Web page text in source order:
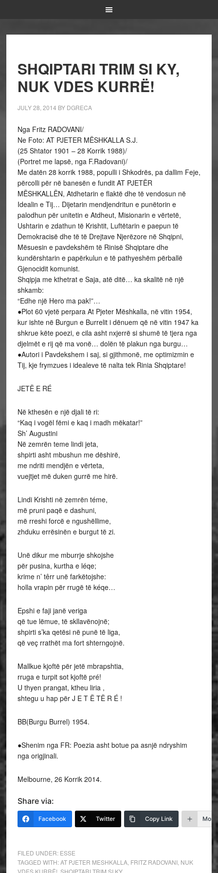
SHQIPTARI TRIM SI KY,
NUK VDES KURRË!
JULY 28, 2014 BY DGRECA
Nga Fritz RADOVANI/
Ne Foto: AT PJETER MËSHKALLA S.J.
(25 Shtator 1901 – 28 Korrik 1988)/
(Portret me lapsë, nga F.Radovani)/
Me datën 28 korrik 1988, populli i Shkodrës, pa dallim Feje,
përcolli për në banesën e fundit AT PJETËR
MËSHKALLËN, Atdhetarin e flaktë dhe të vendosun në
Idealin e Tij… Dijetarin mendjendritun e punëtorin e
palodhun për unitetin e Atdheut, Misionarin e vërtetë,
Ushtarin e zdathun të Krishtit, Luftëtarin e paepun të
Demokracisë dhe të të Drejtave Njerëzore në Shqipni,
Mësuesin e pavdekshëm të Rinisë Shqiptare dhe
kundërshtarin e papërkulun e të pathyeshëm përballë
Gjenocidit komunist.
Shqipja me kthetrat e Saja, atë ditë… ka skalitë në një
shkamb:
“Edhe një Hero ma pak!”…
●Plot 60 vjetë perpara At Pjeter Mëshkalla, në vitin 1954,
kur ishte në Burgun e Burrelit i dënuem që në vitin 1947 ka
shkrue këte poezi, e cila asht nxjerrë si shumë të tjera nga
djelmët e rij që ma vonë… dolën të plakun nga burgu…
●Autori i Pavdekshem i saj, si gjithmonë, me optimizmin e
Tij, kje frymzues i idealeve të nalta tek Rinia Shqiptare!
JETË E RÉ
Në kthesën e një djali të ri:
“Kaq i vogël fëmi e kaq i madh mëkatar!”
Sh’ Augustini
Në zemrën teme lindi jeta,
shpirti asht mbushun me dëshirë,
me ndriti mendjën e vërteta,
vuejtjet më duken gurrë me hirë.
Lindi Krishti në zemrën téme,
më pruni paqë e dashuni,
më rreshi forcë e ngushëllime,
zhduku errësinën e burgut të zi.
Unë dikur me mburrje shkojshe
për pusina, kurtha e léqe;
krime n’ têrr unë farkëtojshe:
holla vrapin për rrugë të kéqe…
Epshi e faji janë veriga
që tue lëmue, të skllavënojnë;
shpirti s’ka qetësi në punë të liga,
që veç rrathët ma fort shterngojnë.
Mallkue kjoftë për jetë mbrapshtia,
rruga e turpit sot kjoftë pré!
U thyen prangat, ktheu liria ,
shtegu u hap për J E T Ë TË R É !
BB(Burgu Burrel) 1954.
●Shenim nga FR: Poezia asht botue pa asnjë ndryshim
nga origjinali.
Melbourne, 26 Korrik 2014.
Share via:
Facebook Twitter Copy Link More
FILED UNDER: ESSE
TAGGED WITH:AT PJETER MESHKALLA, FRITZ RADOVANI, NUK
VDES KURRË! SHQIPTARI TRIM SI KY